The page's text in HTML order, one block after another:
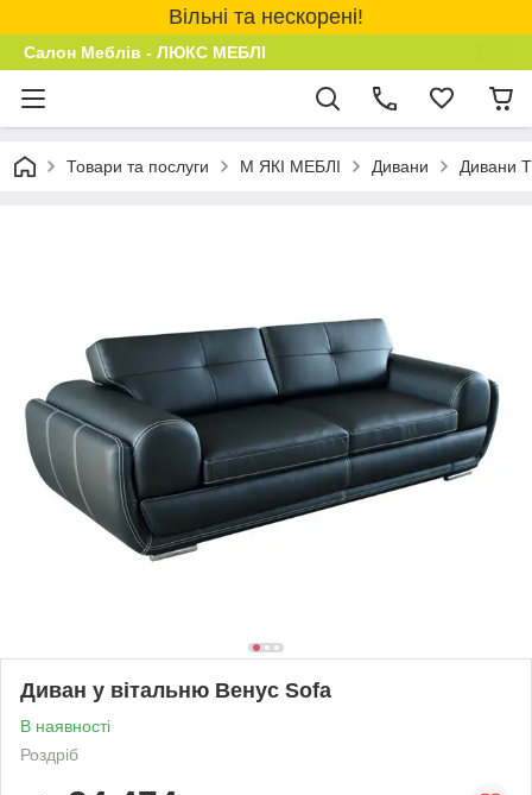
Вільні та нескорені!
Салон Меблів - ЛЮКС МЕБЛІ
Товари та послуги М ЯКІ МЕБЛІ Дивани Дивани
Диван у вітальню Венус Sofa
В наявності
Роздріб